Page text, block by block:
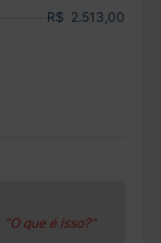
R$ 2.513,00
“O que é isso?”